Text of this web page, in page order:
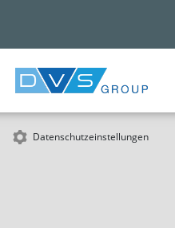
Datenschutzeinstellungen